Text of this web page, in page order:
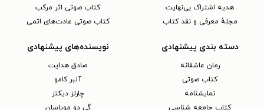
هدیه اشتراک بی‌نهایت
مجلهٔ معرفی و نقد کتاب
کتاب صوتی اثر مرکب
کتاب صوتی عادت‌های اتمی
دسته بندی پیشنهادی
رمان عاشقانه
کتاب‌ صوتی
نمایشنامه
کتاب جامعه شناسی
نویسنده‌های پیشنهادی
صادق هدایت
آلبر کامو
چارلز دیکنز
گی دو موپاسان